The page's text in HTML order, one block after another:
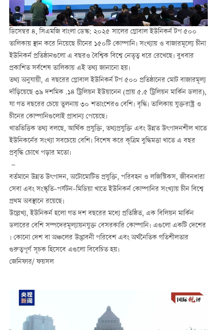
ডিসেম্বর ৪, সিএমজি বাংলা ডেস্ক: ২০২৫ সালের গ্লোবাল ইউনিকর্ন টপ ৫০০
তালিকায় স্থান করে নিয়েছে চীনের ১৫০টি কোম্পানি। সংখ্যায় ও বাজারমূল্যে চীনা
ইউনিকর্ন প্রতিষ্ঠানগুলো এ বছরও বৈশ্বিক বিশ্বে নেতৃত্ব ধরে রেখেছে। বুধবার
প্রকাশিত সর্বশেষ তালিকায় এই তথ্য জানানো হয়।
তথ্য অনুযায়ী, এ বছরের গ্লোবাল ইউনিকর্ন টপ ৫০০ প্রতিষ্ঠানের মোট বাজারমূল্য
দাঁড়িয়েছে ৩৯ দশমিক .১৪ ট্রিলিয়ন ইউয়ানেন (প্রায় ৫.৫ ট্রিলিয়ন মার্কিন ডলার),
যা গত বছরের চেয়ে তুলনায় ৩০ শতাংশেরও বেশি। বৃদ্ধি। তালিকায় যুক্তরাষ্ট্র ও
চীনের কোম্পানিগুলোই প্রাধান্য পেয়েছে।
খাতভিত্তিক তথ্য বলছে, আর্থিক প্রযুক্তি, তথ্যপ্রযুক্তি এবং উন্নত উৎপাদনশীল খাতে
ইউনিকর্নের সংখ্যা সবচেয়ে বেশি। বিশেষ করে কৃত্রিম বুদ্ধিমত্তা খাতে এ বছর
প্রবৃদ্ধি চোখে পড়ার মতো।
—
বর্তমানে উন্নত উৎপাদন, অটোমোটিভ প্রযুক্তি, পরিবহন ও লজিস্টিকস, জীবনধারা
সেবা এবং সংস্কৃতি–পর্যটন–মিডিয়া খাতে ইউনিকর্ন কোম্পানির সংখ্যায় চীন বিশ্বে
প্রথম অবস্থানে রয়েছে।
উল্লেখ্য, ইউনিকর্ন হলো গত দশ বছরের মধ্যে প্রতিষ্ঠিত, এক বিলিয়ন মার্কিন
ডলারের বেশি সম্পদেরমূল্যায়নযুক্ত বেসরকারি কোম্পানি। এগুলো একটি দেশের
। কোনো দেশ বা অঞ্চলের উদ্ভাবনী পরিবেশ এবং অর্থনৈতিক গতিশীলতার
গুরুত্বপূর্ণ সূচক হিসেবে এগুলো বিবেচিত হয়।
জেনিফার/ ফয়সল